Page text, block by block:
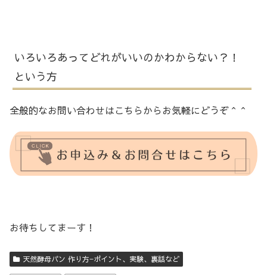
いろいろあってどれがいいのかわからない？！
という方
全般的なお問い合わせはこちらからお気軽にどうぞ＾＾
お待ちしてまーす！
天然酵母パン 作り方−ポイント、実験、裏話など